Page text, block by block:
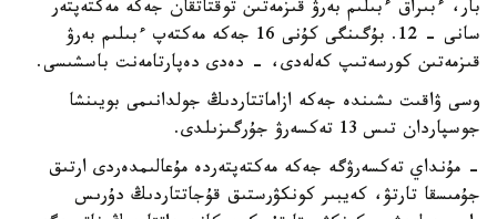
بار، ءبىراق ءبىلىم بەرۋ قىزمەتىن توقتاتقان جەكە مەكتەپتەر
سانى - 12. بۇگىنگى كۇنى 16 جەكە مەكتەپ ءبىلىم بەرۋ
قىزمەتىن كورسەتىپ كەلەدى، - دەدى دەپارتامەنت باسشىسى.
وسى ۋاقىت ىشىندە جەكە ازاماتتاردىڭ جولدانىمى بويىنشا
جوسپاردان تىس 13 تەكسەرۋ جۇرگىزىلدى.
- مۇنداي تەكسەرۋگە جەكە مەكتەپتەردە مۇعالىمدەردى ارتىق
جۇمىسقا تارتۋ، كەيبىر كونكۋرستىق قۇجاتتاردىڭ دۇرىس